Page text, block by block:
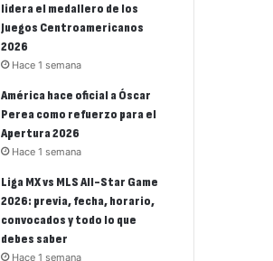
lidera el medallero de los
Juegos Centroamericanos
2026
Hace 1 semana
América hace oficial a Óscar
Perea como refuerzo para el
Apertura 2026
Hace 1 semana
Liga MX vs MLS All-Star Game
2026: previa, fecha, horario,
convocados y todo lo que
debes saber
Hace 1 semana